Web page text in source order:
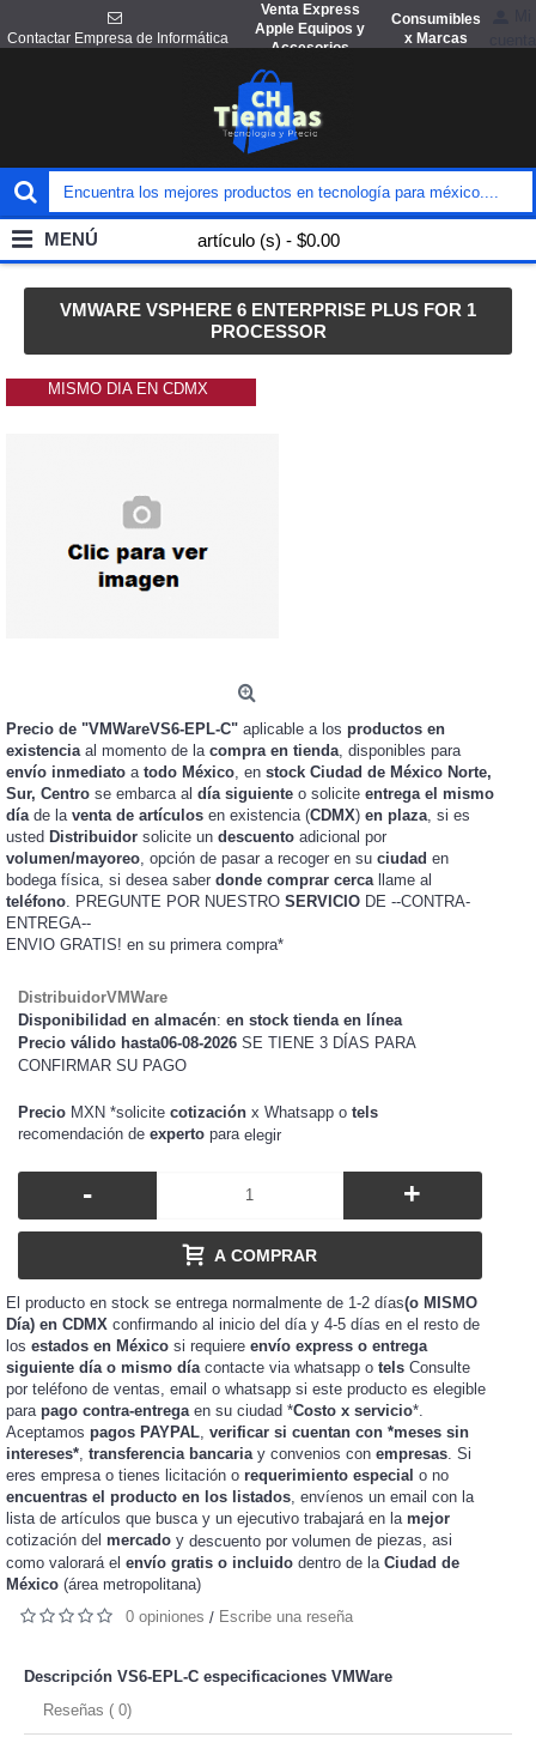
Contactar Empresa de Informática
Venta Express
Apple Equipos y
Accesorios
Consumibles
x Marcas
artículo (s) - $0.00
MENÚ
VMWARE VSPHERE 6 ENTERPRISE PLUS FOR 1
PROCESSOR
MISMO DIA EN CDMX
Precio de "VMWareVS6-EPL-C" aplicable a los productos en
existenciaal momento de la compra en tienda, disponibles para
envío inmediato a todo México, en stock Ciudad de México Norte,
Sur, Centro se embarca al día siguiente o solicite entrega el mismo
díade la venta de artículos en existencia (CDMX) en plaza, si es
usted Distribuidor solicite un descuento adicional por
volumen/mayoreo, opción de pasar a recoger en su ciudad en
bodega física, si desea saber donde comprar cercallame al
teléfono. PREGUNTE POR NUESTRO SERVICIO DE --CONTRA-
ENTREGA--
ENVIO GRATIS! en su primera compra*
DistribuidorVMWare
Disponibilidad en almacén: en stock tienda en línea
Precio válido hasta06-08-2026 SE TIENE 3 DÍAS PARA
CONFIRMAR SU PAGO
Precio MXN *solicite cotización x Whatsapp o tels
recomendación de experto para elegir
- +
A COMPRAR
El producto en stock se entrega normalmente de 1-2 días(o MISMO
Día) en CDMX confirmando al inicio del día y 4-5 días en el resto de
los estados en México si requiere envío express o entrega
siguiente día o mismo día contacte via whatsapp o tels Consulte
por teléfono de ventas, email o whatsapp si este producto es elegible
para pago contra-entrega en su ciudad *Costo x servicio*.
Aceptamos pagos PAYPAL verificar si cuentan con *meses sin
intereses* transferencia bancaria y convenios con empresas . Si
eres empresa o tienes licitación o requerimiento especial o no
encuentras el producto en los listados, envíenos un email con la
lista de artículos que busca y un ejecutivo trabajará en la mejor
cotización del mercado y descuento por volumen de piezas, asi
como valorará el envío gratis o incluido dentro de la Ciudad de
México (área metropolitana)
0 opiniones / Escribe una reseña
Descripción VS6-EPL-C especificaciones VMWare
Reseñas ( 0)